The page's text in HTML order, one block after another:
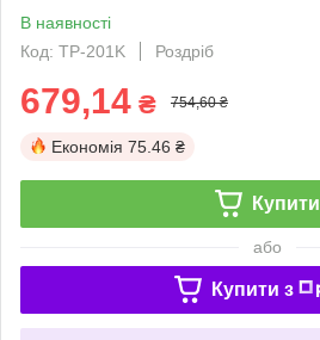
В наявності
Код: TP-201K
Роздріб
679,14 ₴ 754,60 ₴
Економія 75.46 ₴
Купити
або
Купити з